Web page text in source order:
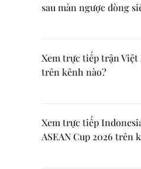
sau màn ngược dòng
Xem trực tiếp trận
trên kênh nào?
Xem trực tiếp
ASEAN Cup 2026 trên